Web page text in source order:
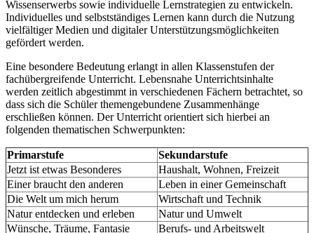
Wissenserwerbs sowie individuelle Lernstrategien zu entwickeln.
Individuelles und selbstständiges Lernen kann durch die Nutzung
vielfältiger Medien und digitaler Unterstützungsmöglichkeiten
gefördert werden.
Eine besondere Bedeutung erlangt in allen Klassenstufen der
fachübergreifende Unterricht. Lebensnahe Unterrichtsinhalte
werden zeitlich abgestimmt in verschiedenen Fächern betrachtet, so
dass sich die Schüler themengebundene Zusammenhänge
erschließen können. Der Unterricht orientiert sich hierbei an
folgenden thematischen Schwerpunkten:
Primarstufe
Sekundarstufe
Jetzt ist etwas Besonderes
Haushalt, Wohnen, Freizeit
Einer braucht den anderen
Leben in einer Gemeinschaft
Die Welt um mich herum
Wirtschaft und Technik
Natur entdecken und erleben
Natur und Umwelt
Wünsche, Träume, Fantasie
Berufs- und Arbeitswelt